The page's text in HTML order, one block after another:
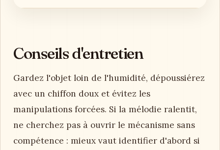
Conseils d'entretien
Gardez l'objet loin de l'humidité, dépoussiérez
avec un chiffon doux et évitez les
manipulations forcées. Si la mélodie ralentit,
ne cherchez pas à ouvrir le mécanisme sans
compétence : mieux vaut identifier d'abord si